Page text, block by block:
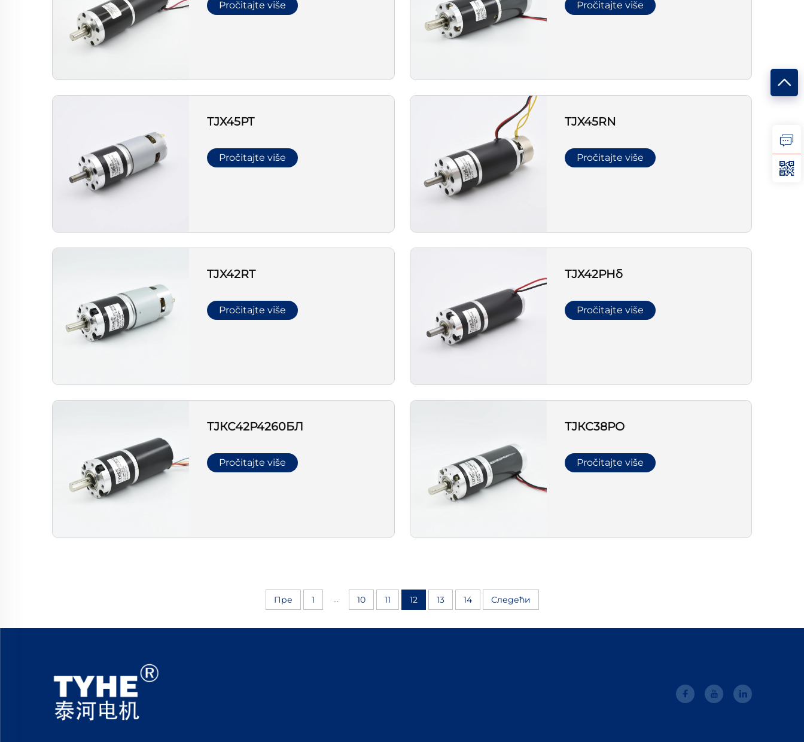
Pročitajte više Pročitajte više
ТЈХ45РТ
Pročitajte više
TJX45RN
Pročitajte više
TJX42RT
Pročitajte više
ТЈХ42РНб
Pročitajte više
ТЈКС42Р4260БЛ
Pročitajte više
ТЈКС38РО
Pročitajte više
Пре 1 ... 10 11 12 13 14 Следећи